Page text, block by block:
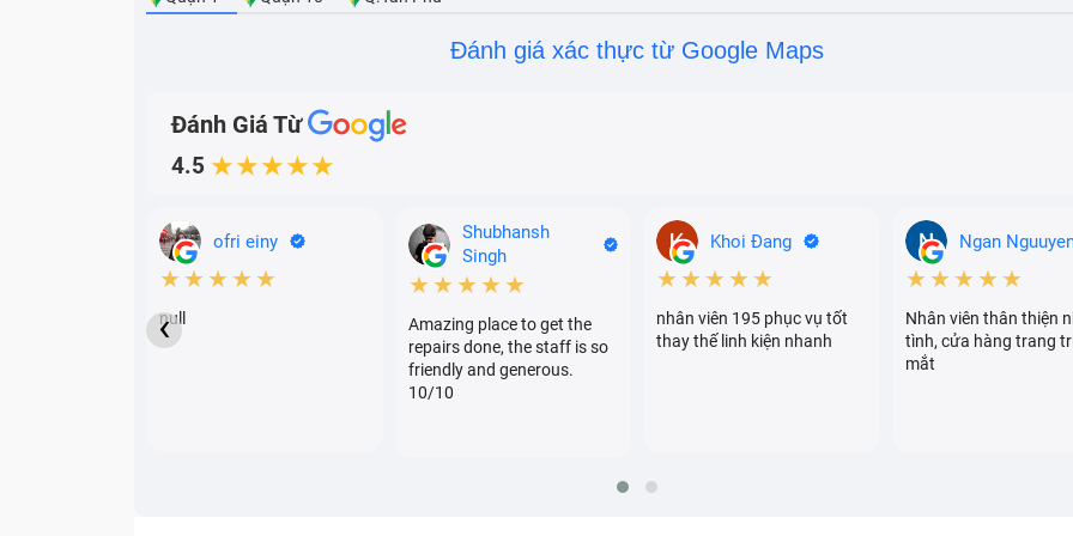
Bảo Hành One là một thương hiệu uy tín, được nhiều khách hàng tin tưởng
Vì vậy khi đi thay main bạn cần hỏi rõ loại main mà cơ sở sửa chữa sử dụng để thay thế cho bạn để tránh
Đánh giá xác thực từ Google Maps
Đánh Giá Từ
4.5 ★★★★★
ofri einy
★★★★★
null
Shubhansh
Singh
★★★★★
Amazing place to get the
repairs done, the staff is so
friendly and generous.
10/10
Khoi Đang
★★★★★
nhân viên 195 phục vụ tốt
thay thế linh kiện nhanh
Ngan
★★★★★
Nhân viên thân thiện
tình, cửa hàng trang
mắt
‹